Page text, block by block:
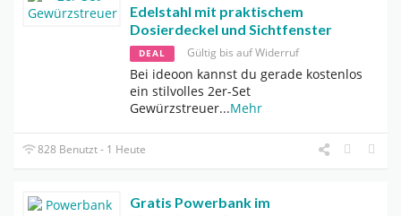
Edelstahl mit praktischem
Dosierdeckel und Sichtfenster
DEAL Gültig bis auf Widerruf
Bei ideoon kannst du gerade kostenlos
ein stilvolles 2er-Set
Gewürzstreuer...Mehr
828 Benutzt - 1 Heute
Gratis Powerbank im